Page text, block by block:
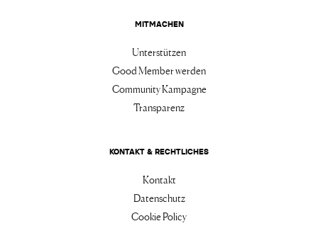
MITMACHEN
Unterstützen
Good Member werden
Community Kampagne
Transparenz
KONTAKT & RECHTLICHES
Kontakt
Datenschutz
Cookie Policy